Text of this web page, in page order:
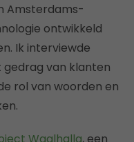
Amsterdams-
ontwikkeld
Ik interviewde
gedrag van klanten
rol van woorden en
Waalhalla, een